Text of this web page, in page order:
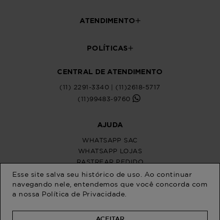
Esse site salva seu histórico de uso. Ao continuar
navegando nele, entendemos que você concorda com
a nossa Política de Privacidade
ACEITAR